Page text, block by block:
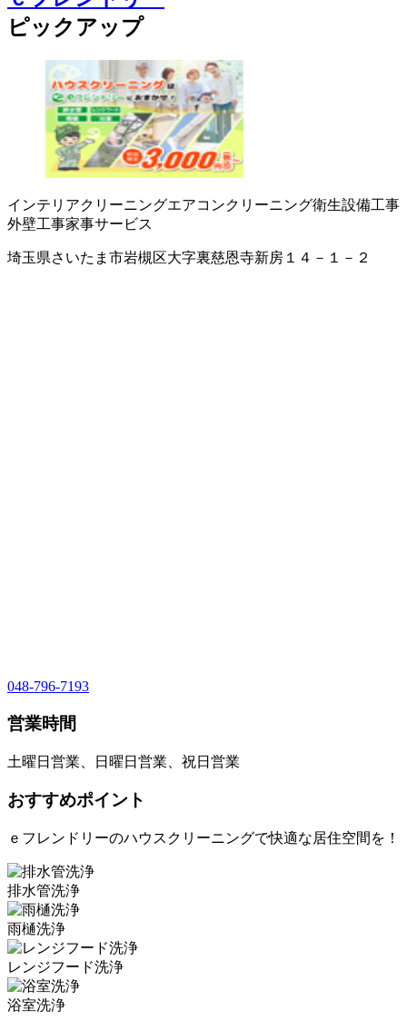
ピックアップ
インテリアクリーニングエアコンクリーニング衛生設備工事
外壁工事家事サービス
埼玉県さいたま市岩槻区大字裏慈恩寺新房１４－１－２
048-796-7193
営業時間
土曜日営業、日曜日営業、祝日営業
おすすめポイント
ｅフレンドリーのハウスクリーニングで快適な居住空間を！
排水管洗浄
雨樋洗浄
レンジフード洗浄
浴室洗浄